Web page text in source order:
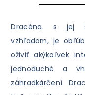
Dracéna, s jej
vzhľadom, je
oživiť akýkoľvek
jednoduché a
záhradkárčení.